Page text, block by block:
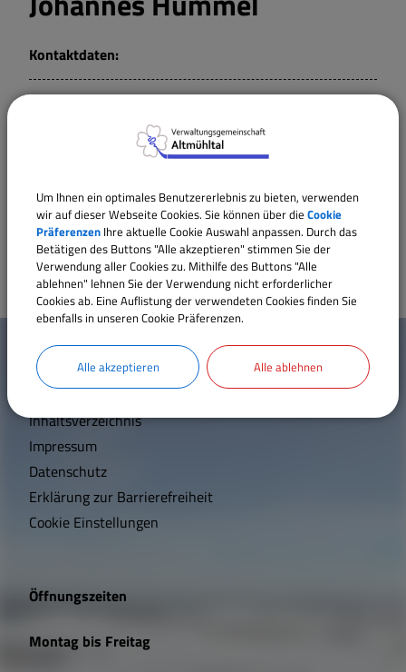
Kontaktdaten:
Gemeinschaftsversammlung
Gemeinderat Dittenheim
W
c
h
t
i
e
L
Mehr entdecken
Kontakt
Inhaltsverzeichnis
Impressum
Datenschutz
Erklärung zur Barrierefreiheit
Cookie Einstellungen
Öffnungszeiten
Montag bis Freitag
Um Ihnen ein optimales Benutzererlebnis zu bieten, verwenden
wir auf dieser Webseite Cookies. Sie können über die Cookie
Präferenzen Ihre aktuelle Cookie Auswahl anpassen. Durch das
Betätigen des Buttons "Alle akzeptieren" stimmen Sie der
Verwendung aller Cookies zu. Mithilfe des Buttons "Alle
ablehnen" lehnen Sie der Verwendung nicht erforderlicher
Cookies ab. Eine Auflistung der verwendeten Cookies finden Sie
ebenfalls in unseren Cookie Präferenzen.
Alle akzeptieren Alle ablehnen